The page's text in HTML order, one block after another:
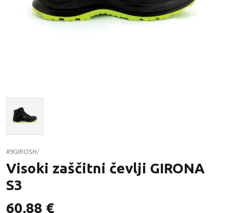
#9GIROSH/
Visoki zaščitni čevlji GIRONA
S3
60,88 €